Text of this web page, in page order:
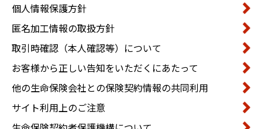
個人情報保護方針
匿名加工情報の取扱方針
取引時確認（本人確認等）について
お客様から正しい告知をいただくにあたって
他の生命保険会社との保険契約情報の共同利用
サイト利用上のご注意